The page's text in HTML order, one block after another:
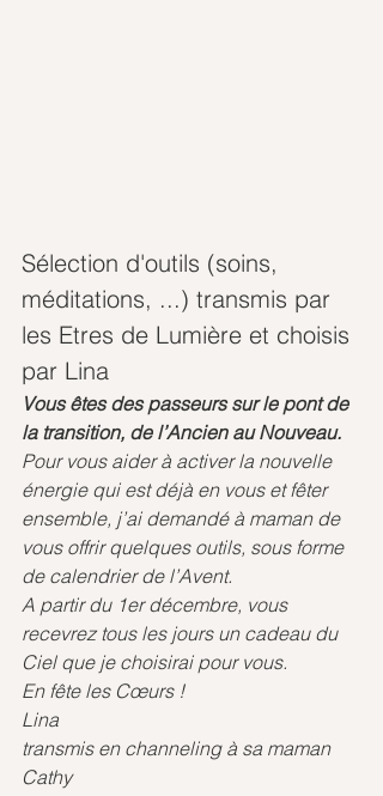
Sélection d'outils (soins,
méditations, ...) transmis par
les Etres de Lumière et choisis
par Lina
Vous êtes des passeurs sur le pont de
la transition, de l’Ancien au Nouveau.
Pour vous aider à activer la nouvelle
énergie qui est déjà en vous et fêter
ensemble, j’ai demandé à maman de
vous offrir quelques outils, sous forme
de calendrier de l’Avent.
A partir du 1er décembre, vous
recevrez tous les jours un cadeau du
Ciel que je choisirai pour vous.
En fête les Cœurs !
Lina
transmis en channeling à sa maman
Cathy